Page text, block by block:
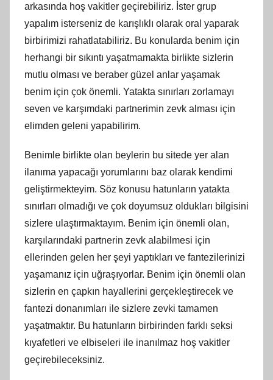
arkasında hoş vakitler geçirebiliriz. İster grup
yapalım isterseniz de karışlıklı olarak oral yaparak
birbirimizi rahatlatabiliriz. Bu konularda benim için
herhangi bir sıkıntı yaşatmamakta birlikte sizlerin
mutlu olması ve beraber güzel anlar yaşamak
benim için çok önemli. Yatakta sınırları zorlamayı
seven ve karşımdaki partnerimin zevk alması için
elimden geleni yapabilirim.
Benimle birlikte olan beylerin bu sitede yer alan
ilanıma yapacağı yorumlarını baz olarak kendimi
geliştirmekteyim. Söz konusu hatunların yatakta
sınırları olmadığı ve çok doyumsuz oldukları bilgisini
sizlere ulaştırmaktayım. Benim için önemli olan,
karşılarındaki partnerin zevk alabilmesi için
ellerinden gelen her şeyi yaptıkları ve fantezilerinizi
yaşamanız için uğraşıyorlar. Benim için önemli olan
sizlerin en çapkın hayallerini gerçekleştirecek ve
fantezi donanımları ile sizlere zevki tamamen
yaşatmaktır. Bu hatunların birbirinden farklı seksi
kıyafetleri ve elbiseleri ile inanılmaz hoş vakitler
geçirebileceksiniz.